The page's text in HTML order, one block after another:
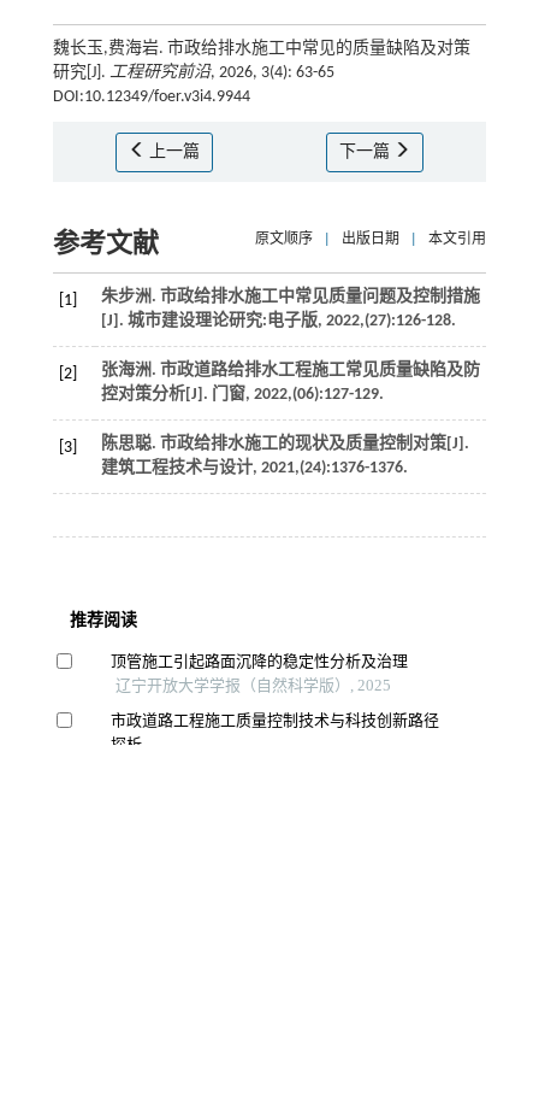
魏长玉,费海岩. 市政给排水施工中常见的质量缺陷及对策
研究[J]. 工程研究前沿, 2026, 3(4): 63-65
DOI:10.12349/foer.v3i4.9944
上一篇 下一篇
参考文献 原文顺序 出版日期 本文引用
[1]
朱步洲. 市政给排水施工中常见质量问题及控制措施
[J]. 城市建设理论研究:电子版, 2022,(27):126-128.
[2]
张海洲. 市政道路给排水工程施工常见质量缺陷及防
控对策分析[J]. 门窗, 2022,(06):127-129.
[3]
陈思聪. 市政给排水施工的现状及质量控制对策[J].
建筑工程技术与设计, 2021,(24):1376-1376.